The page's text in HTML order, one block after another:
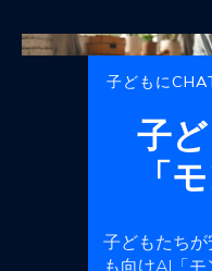
子どもに
子
「
子どもたち
も向けAI「